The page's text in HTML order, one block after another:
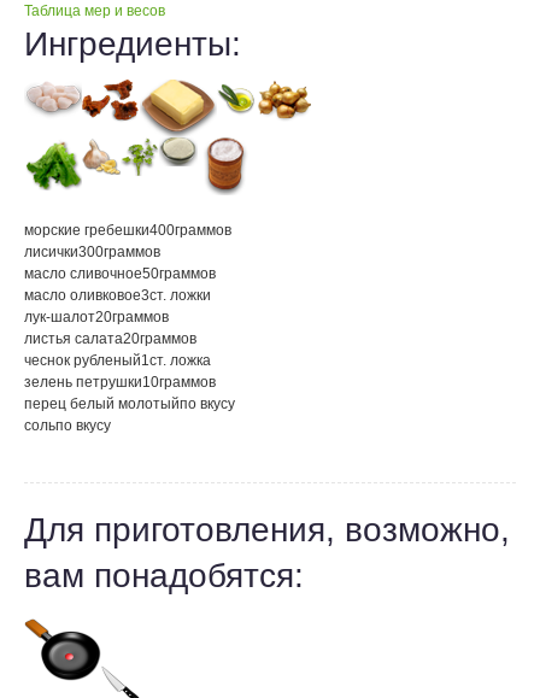
Таблица мер и весов
Ингредиенты:
морские гребешки400граммов
лисички300граммов
масло сливочное50граммов
масло оливковое3ст. ложки
лук-шалот20граммов
листья салата20граммов
чеснок рубленый1ст. ложка
зелень петрушки10граммов
перец белый молотыйпо вкусу
сольпо вкусу
Для приготовления, возможно,
вам понадобятся: